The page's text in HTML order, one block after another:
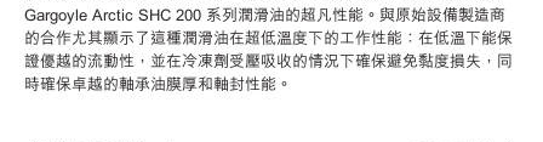
Gargoyle Arctic SHC 200 系列潤滑油的超凡性能。與原始設備製造商
的合作尤其顯示了這種潤滑油在超低溫度下的工作性能：在低溫下能保
證優越的流動性，並在冷凍劑受壓吸收的情況下確保避免黏度損失，同
時確保卓越的軸承油膜厚和軸封性能。